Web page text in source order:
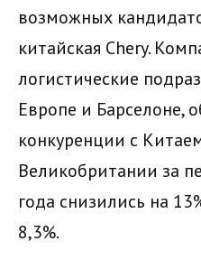
возможных
китайская Chery.
логистические
Европе и Барселоне,
конкуренции с
Великобритании за
года снизились на
8,3%.